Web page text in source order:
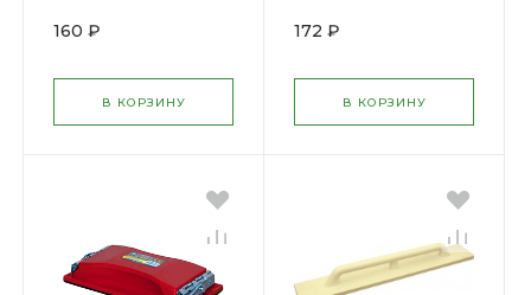
160 ₽
В КОРЗИНУ
172 ₽
В КОРЗИНУ